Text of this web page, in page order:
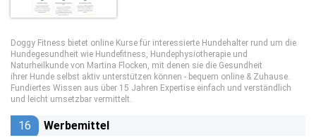
Doggy Fitness bietet online Kurse für interessierte Hundehalter rund um die
Hundegesundheit wie Hundefitness, Hundephysiotherapie und
Naturheilkunde von Martina Flocken, mit denen sie die Gesundheit
ihrer Hunde selbst aktiv unterstützen können - bequem online & Zuhause.
Fundiertes Wissen aus über 15 Jahren Expertise einfach und verständlich
und leicht umsetzbar vermittelt.
16 Werbemittel